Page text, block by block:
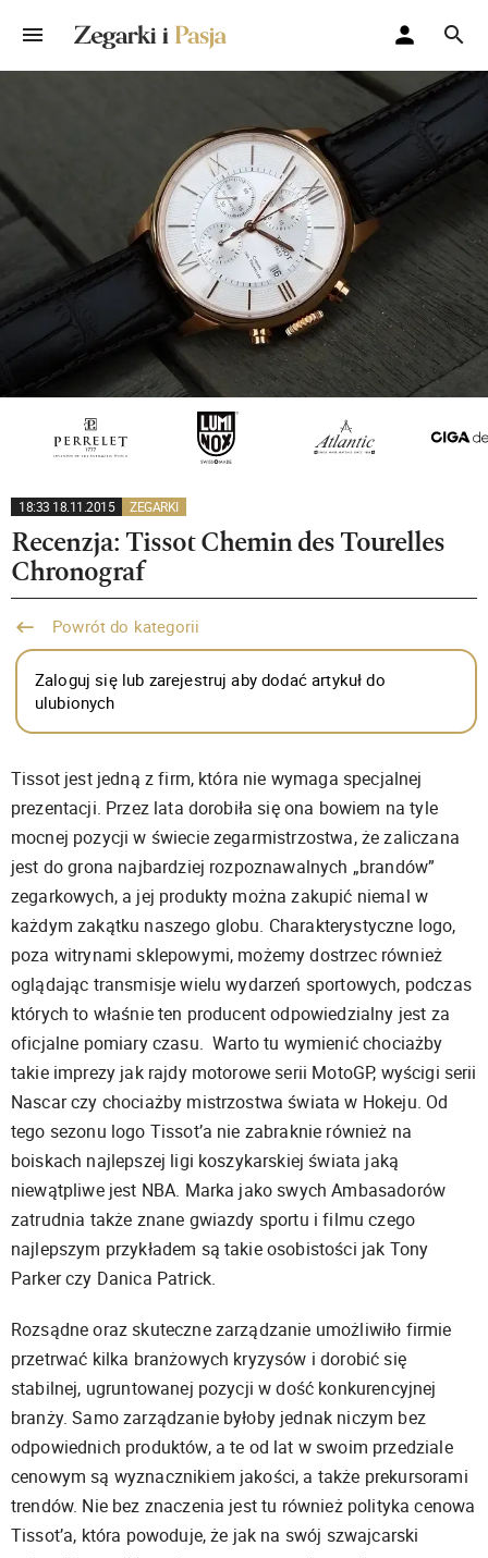
18:33 18.11.2015 ZEGARKI
Recenzja: Tissot Chemin des Tourelles
Chronograf
Powrót do kategorii
Zaloguj się lub zarejestruj aby dodać artykuł do
ulubionych
Tissot jest jedną z firm, która nie wymaga specjalnej
prezentacji. Przez lata dorobiła się ona bowiem na tyle
mocnej pozycji w świecie zegarmistrzostwa, że zaliczana
jest do grona najbardziej rozpoznawalnych „brandów”
zegarkowych, a jej produkty można zakupić niemal w
każdym zakątku naszego globu. Charakterystyczne logo,
poza witrynami sklepowymi, możemy dostrzec również
oglądając transmisje wielu wydarzeń sportowych, podczas
których to właśnie ten producent odpowiedzialny jest za
oficjalne pomiary czasu. Warto tu wymienić chociażby
takie imprezy jak rajdy motorowe serii MotoGP, wyścigi serii
Nascar czy chociażby mistrzostwa świata w Hokeju. Od
tego sezonu logo Tissot’a nie zabraknie również na
boiskach najlepszej ligi koszykarskiej świata jaką
niewątpliwe jest NBA. Marka jako swych Ambasadorów
zatrudnia także znane gwiazdy sportu i filmu czego
najlepszym przykładem są takie osobistości jak Tony
Parker czy Danica Patrick.
Rozsądne oraz skuteczne zarządzanie umożliwiło firmie
przetrwać kilka branżowych kryzysów i dorobić się
stabilnej, ugruntowanej pozycji w dość konkurencyjnej
branży. Samo zarządzanie byłoby jednak niczym bez
odpowiednich produktów, a te od lat w swoim przedziale
cenowym są wyznacznikiem jakości, a także prekursorami
trendów. Nie bez znaczenia jest tu również polityka cenowa
Tissot’a, która powoduje, że jak na swój szwajcarski